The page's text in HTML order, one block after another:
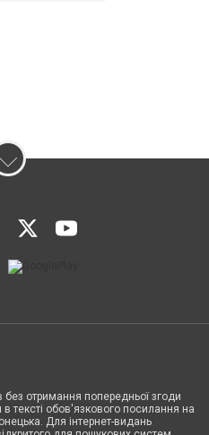
без отримання попередньої згоди
тексті обов'язкового посилання на
Для інтернет-видань